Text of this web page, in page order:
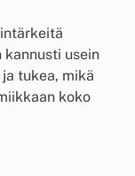
usein
tukea, mikä
koko